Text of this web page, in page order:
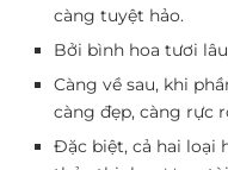
càng tuyệt hảo.
Bởi bình hoa tươi
Càng về sau, khi
càng đẹp, càng rực
Đặc biệt, cả hai loại